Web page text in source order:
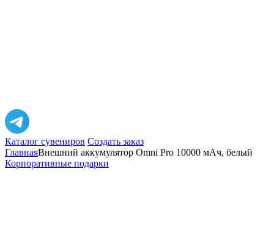
Каталог сувениров Создать заказ
ГлавнаяВнешний аккумулятор Omni Pro 10000 мАч, белый
Корпоративные подарки